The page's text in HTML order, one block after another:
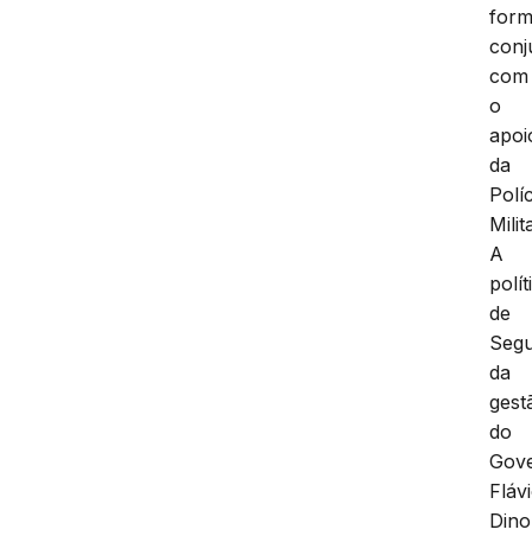
com
o
da
A
de
da
do
Dino